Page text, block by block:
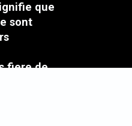
que
sont
fiere de